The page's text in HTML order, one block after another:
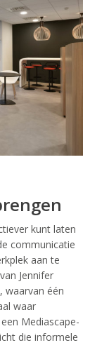
kunt laten
communicatie
aan te
Jennifer
waarvan één
waar
Mediascape-
die informele